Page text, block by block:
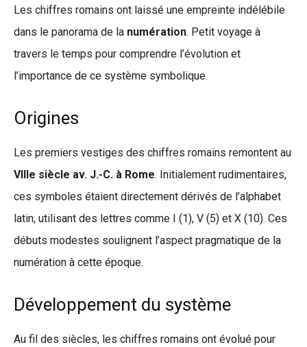
Les chiffres romains ont laissé une empreinte indélébile
dans le panorama de la numération. Petit voyage à
travers le temps pour comprendre l’évolution et
l’importance de ce système symbolique.
Origines
Les premiers vestiges des chiffres romains remontent au
VIIIe siècle av. J.-C. à Rome. Initialement rudimentaires,
ces symboles étaient directement dérivés de l’alphabet
latin, utilisant des lettres comme I (1), V (5) et X (10). Ces
débuts modestes soulignent l’aspect pragmatique de la
numération à cette époque.
Développement du système
Au fil des siècles, les chiffres romains ont évolué pour